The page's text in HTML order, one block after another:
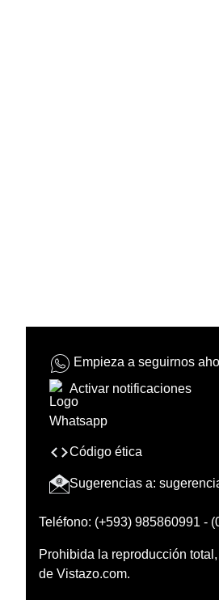
Empieza a seguirnos
Activar notificaciones
Código ética
Sugerencias a:
Teléfono: (+593) 985860991 -
Prohibida la reproducción
de Vistazo.com.